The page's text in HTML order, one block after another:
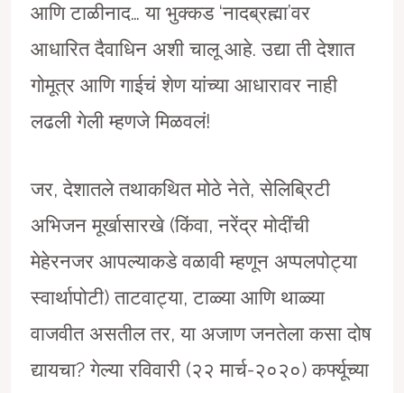
आणि टाळीनाद… या भुक्कड ‘नादब्रह्मा’वर
आधारित दैवाधिन अशी चालू आहे. उद्या ती देशात
गोमूत्र आणि गाईचं शेण यांच्या आधारावर नाही
लढली गेली म्हणजे मिळवलं!
जर, देशातले तथाकथित मोठे नेते, सेलिब्रिटी
अभिजन मूर्खासारखे (किंवा, नरेंद्र मोदींची
मेहेरनजर आपल्याकडे वळावी म्हणून अप्पलपोट्या
स्वार्थापोटी) ताटवाट्या, टाळ्या आणि थाळ्या
वाजवीत असतील तर, या अजाण जनतेला कसा दोष
द्यायचा? गेल्या रविवारी (२२ मार्च-२०२०) कर्फ्यूच्या